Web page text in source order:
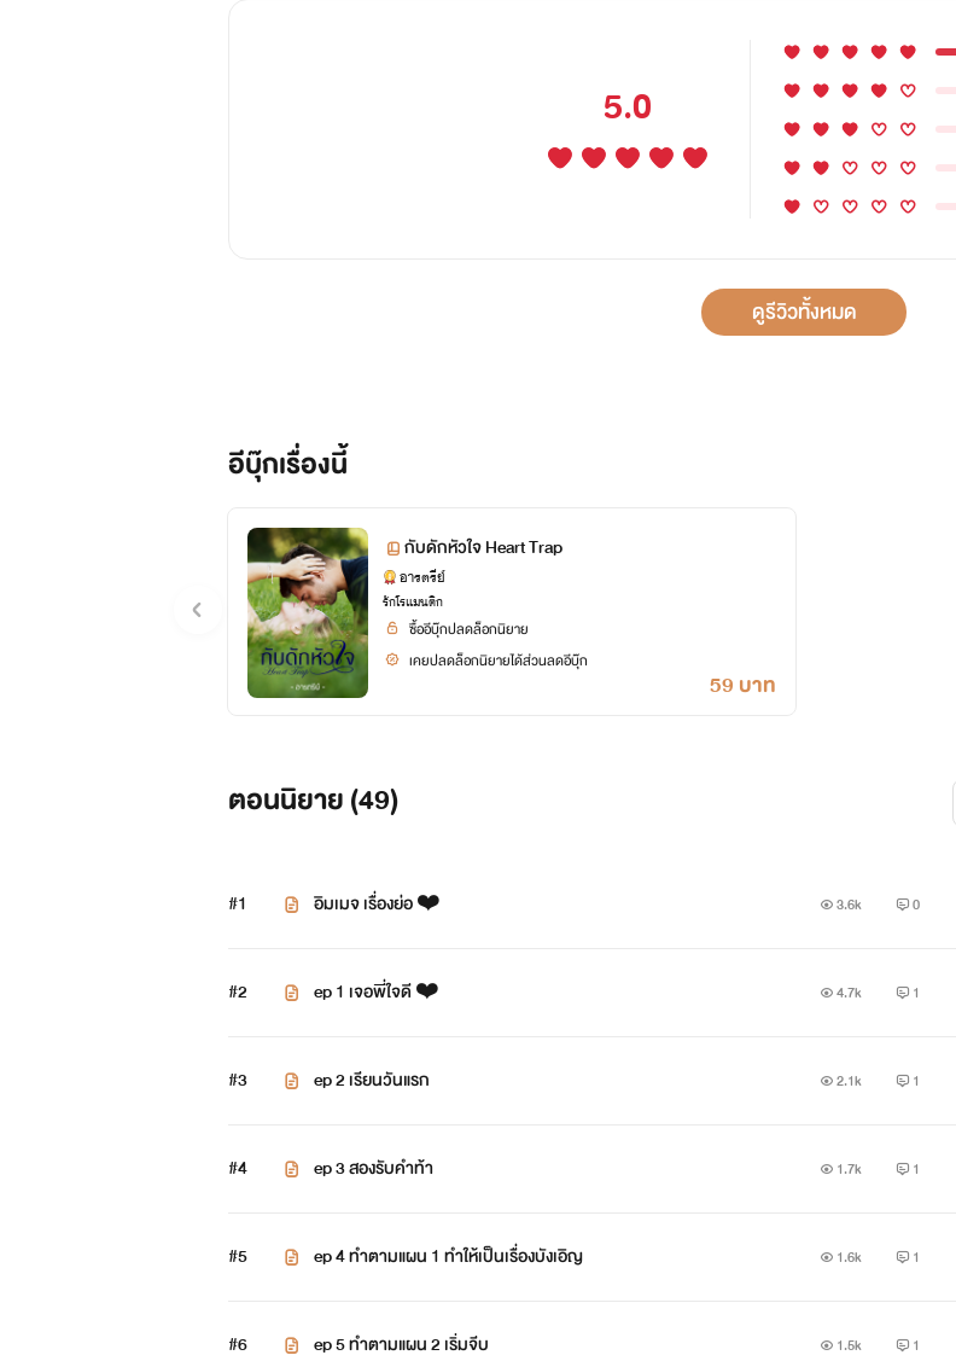
ทุกอย่างจากผู้เป็นพ่อ
หน้าที่ทั้งหมดจึงเป็นของสองในทันที
จากหนุ่มเพลย์บอยเที่ยวกลางคืนต้องปรับตัวให้เป็นผู้บริหารและเป็นผู้น่าเชื่อถือ
ประเทศไทยโดยด่วนที่สุด
ส่วนพ่อจากที่เคยเป็นประธานใหญ่ความคิดสุขุมรอบคอบเพราะตอนนี้ไม่มีอยู่ในหัวสมอ
♦️♦️♦️♦️♦️♦️♦️♦️
5.0
ดูรีวิวทั้งหมด
อีบุ๊กเรื่องนี้
กับดักหัวใจ Heart Trap
อารตรีย์
รักโรแมนติก
ซื้ออีบุ๊กปลดล็อกนิยาย
เคยปลดล็อกนิยายได้ส่วนลดอีบุ๊ก
59 บาท
ตอนนิยาย (49)
#1 อิมเมจ เรื่องย่อ ❤️ 3.6k 0
#2 ep 1 เจอพี่ใจดี ❤️ 4.7k 1
#3 ep 2 เรียนวันแรก 2.1k 1
#4 ep 3 สองรับคำท้า 1.7k 1
#5 ep 4 ทำตามแผน 1 ทำให้เป็นเรื่องบังเอิญ 1.6k 1
#6 ep 5 ทำตามแผน 2 เริ่มจีบ 1.5k 1